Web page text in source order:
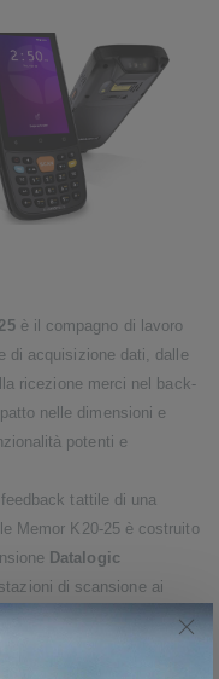
è il compagno di lavoro
di acquisizione dati, dalle
ricezione merci nel back-
nelle dimensioni e
potenti e
tattile di una
Memor K20-25 è costruito
Datalogic
di scansione ai
grazie al pieno
sviluppate da